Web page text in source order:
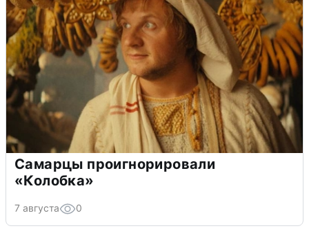
Самарцы проигнорировали
«Колобка»
7 августа 0